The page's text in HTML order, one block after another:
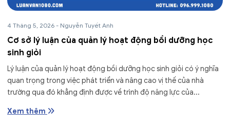
4 Tháng 5, 2026 - Nguyễn Tuyết Anh
Cơ sở lý luận của quản lý hoạt động bồi dưỡng học
sinh giỏi
Lý luận của quản lý hoạt động bồi dưỡng học sinh giỏi có ý nghĩa
quan trọng trong việc phát triển và nâng cao vị thế của nhà
trường qua đó khẳng định được về trình độ năng lực của...
Xem thêm